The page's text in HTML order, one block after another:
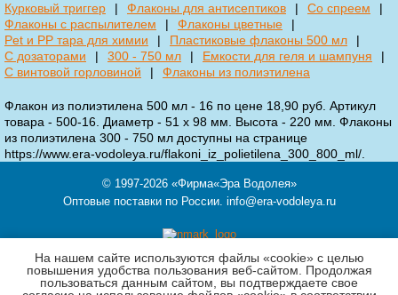
Курковый триггер | Флаконы для антисептиков | Со спреем
|
Флаконы с распылителем
| Флаконы цветные
|
Pet и PP тара для химии
| Пластиковые флаконы 500 мл
|
С дозаторами
| 300 - 750 мл | Емкости для геля и шампуня
|
С винтовой горловиной
| Флаконы из полиэтилена
Флакон из полиэтилена 500 мл - 16 по цене 18,90 руб. Артикул
товара - 500-16. Диаметр - 51 х 98 мм. Высота - 220 мм. Флаконы
из полиэтилена 300 - 750 мл доступны на странице
https://www.era-vodoleya.ru/flakoni_iz_polietilena_300_800_ml/.
© 1997-2026 «Фирма«Эра Водолея»
Оптовые поставки по России. info@era-vodoleya.ru
121354,Москва,ул. Кутузова, д.11 корп.3, этаж Ц, пом.II, ком.6-7
Телефон 8 (903) 519-77-81
На нашем сайте используются файлы «cookie» с целью
повышения удобства пользования веб-сайтом. Продолжая
пользоваться данным сайтом, вы подтверждаете свое